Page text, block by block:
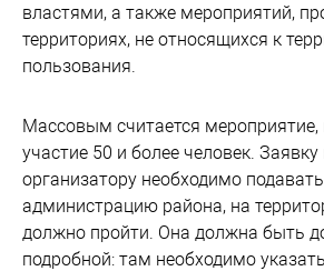
властями, а также мероприятий,
территориях, не относящихся к
пользования.
Массовым считается
участие 50 и более человек.
организатору необходимо
администрацию района, на
должно пройти. Она должна быть
подробной: там необходимо